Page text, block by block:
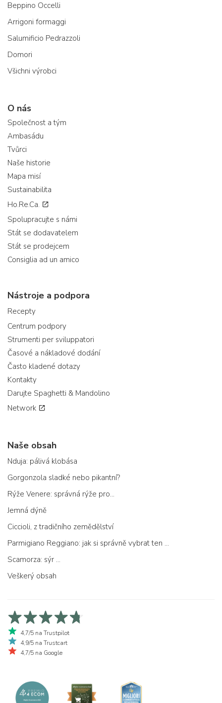
Beppino Occelli
Arrigoni formaggi
Salumificio Pedrazzoli
Domori
Všichni výrobci
O nás
Společnost a tým
Ambasádu
Tvůrci
Naše historie
Mapa misí
Sustainabilita
Ho.Re.Ca.
Spolupracujte s námi
Stát se dodavatelem
Stát se prodejcem
Consiglia ad un amico
Nástroje a podpora
Recepty
Centrum podpory
Strumenti per sviluppatori
Časové a nákladové dodání
Často kladené dotazy
Kontakty
Darujte Spaghetti & Mandolino
Network
Naše obsah
Nduja: pálivá klobása
Gorgonzola sladké nebo pikantní?
Rýže Venere: správná rýže pro...
Jemná dýně
Ciccioli, z tradičního zemědělství
Parmigiano Reggiano: jak si správně vybrat ten pravý
Scamorza: sýr ...
Veškerý obsah
4,7/5 na Trustpilot
4,9/5 na Trustcart
4,7/5 na Google